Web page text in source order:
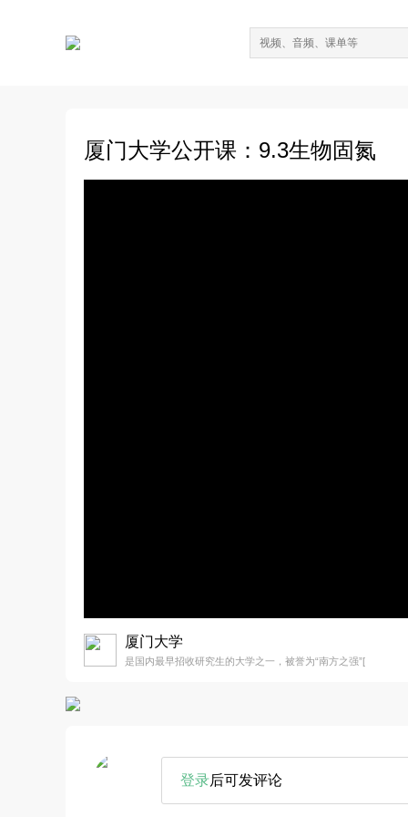
厦门大学公开课：9.3生物固氮
厦门大学
是国内最早招收研究生的大学之一，被誉为“南方之强”[
登录后可发评论